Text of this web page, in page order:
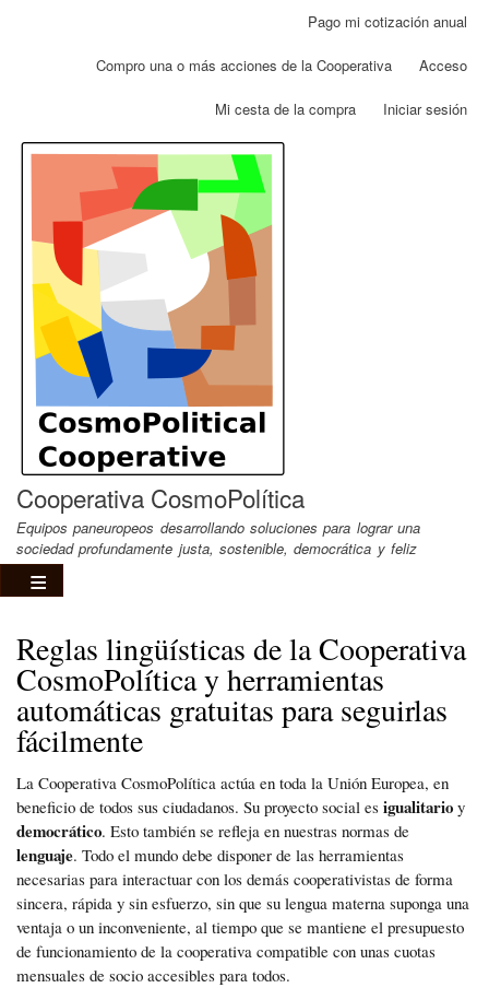
contenido
Pago mi cotización anual
Compro una o más acciones de la Cooperativa Acceso
Mi cesta de la compra Iniciar sesión
Cooperativa CosmoPolítica
Equipos paneuropeos desarrollando soluciones para lograr una
sociedad profundamente justa, sostenible, democrática y feliz
Reglas lingüísticas de la Cooperativa
CosmoPolítica y herramientas
automáticas gratuitas para seguirlas
fácilmente
La Cooperativa CosmoPolítica actúa en toda la Unión Europea, en
beneficio de todos sus ciudadanos. Su proyecto social es igualitario y
democrático. Esto también se refleja en nuestras normas de
lenguaje. Todo el mundo debe disponer de las herramientas
necesarias para interactuar con los demás cooperativistas de forma
sincera, rápida y sin esfuerzo, sin que su lengua materna suponga una
ventaja o un inconveniente, al tiempo que se mantiene el presupuesto
de funcionamiento de la cooperativa compatible con unas cuotas
mensuales de socio accesibles para todos.